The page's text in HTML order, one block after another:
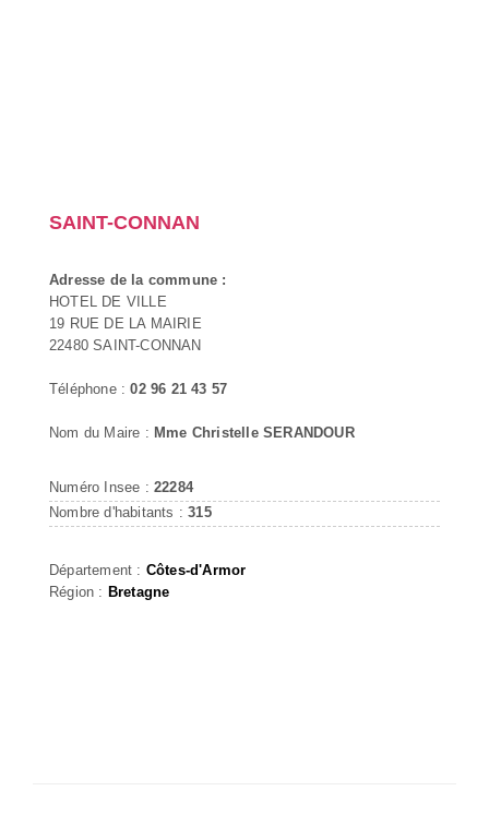
SAINT-CONNAN
Adresse de la commune :
HOTEL DE VILLE
19 RUE DE LA MAIRIE
22480 SAINT-CONNAN
Téléphone :02 96 21 43 57
Nom du Maire : Mme Christelle SERANDOUR
Numéro Insee : 22284
Nombre d'habitants :315
Département : Côtes-d'Armor
Région : Bretagne